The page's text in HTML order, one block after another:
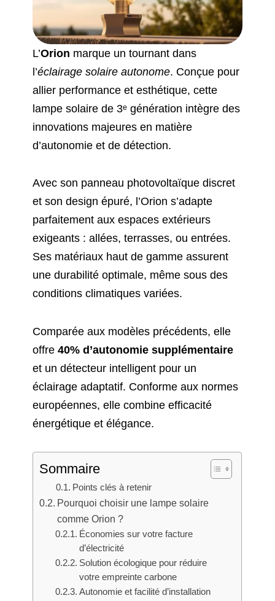
L’Orion marque un tournant dans
l’éclairage solaire autonome. Conçue pour
allier performance et esthétique, cette
lampe solaire de 3ᵉ génération intègre des
innovations majeures en matière
d’autonomie et de détection.
Avec son panneau photovoltaïque discret
et son design épuré, l’Orion s’adapte
parfaitement aux espaces extérieurs
exigeants : allées, terrasses, ou entrées.
Ses matériaux haut de gamme assurent
une durabilité optimale, même sous des
conditions climatiques variées.
Comparée aux modèles précédents, elle
offre40% d’autonomie supplémentaire
et un détecteur intelligent pour un
éclairage adaptatif. Conforme aux normes
européennes, elle combine efficacité
énergétique et élégance.
Sommaire
Points clés à retenir
Pourquoi choisir une lampe solaire
comme Orion ?
Économies sur votre facture
d’électricité
Solution écologique pour réduire
votre empreinte carbone
Autonomie et facilité d’installation